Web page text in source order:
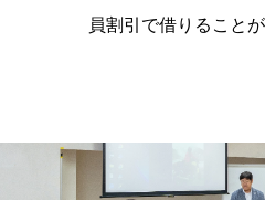
員割引で借りることが